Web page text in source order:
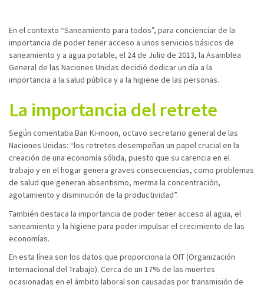
En el contexto “Saneamiento para todos”, para concienciar de la
importancia de poder tener acceso a unos servicios básicos de
saneamiento y a agua potable, el 24 de Julio de 2013, la Asamblea
General de las Naciones Unidas decidió dedicar un día a la
importancia a la salud pública y a la higiene de las personas.
La importancia del retrete
Según comentaba Ban Ki-moon, octavo secretario general de las
Naciones Unidas: “los retretes desempeñan un papel crucial en la
creación de una economía sólida, puesto que su carencia en el
trabajo y en el hogar genera graves consecuencias, como problemas
de salud que generan absentismo, merma la concentración,
agotamiento y disminución de la productividad”.
También destaca la importancia de poder tener acceso al agua, el
saneamiento y la higiene para poder impulsar el crecimiento de las
economías.
En esta línea son los datos que proporciona la OIT (Organización
Internacional del Trabajo). Cerca de un 17% de las muertes
ocasionadas en el ámbito laboral son causadas por transmisión de